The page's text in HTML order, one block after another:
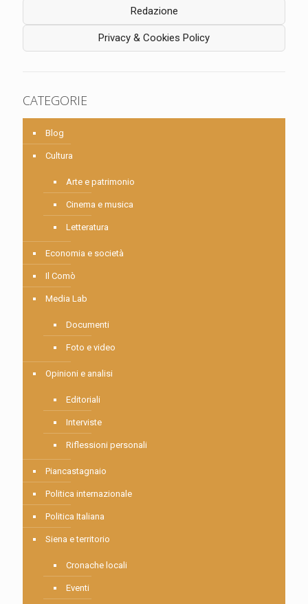
Redazione
Privacy & Cookies Policy
CATEGORIE
Blog
Cultura
Arte e patrimonio
Cinema e musica
Letteratura
Economia e società
Il Comò
Media Lab
Documenti
Foto e video
Opinioni e analisi
Editoriali
Interviste
Riflessioni personali
Piancastagnaio
Politica internazionale
Politica Italiana
Siena e territorio
Cronache locali
Eventi